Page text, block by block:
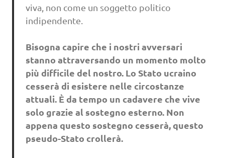
viva, non come un soggetto politico
indipendente.
Bisogna capire che i nostri avversari
stanno attraversando un momento molto
più difficile del nostro. Lo Stato ucraino
cesserà di esistere nelle circostanze
attuali. È da tempo un cadavere che vive
solo grazie al sostegno esterno. Non
appena questo sostegno cesserà, questo
pseudo-Stato crollerà.